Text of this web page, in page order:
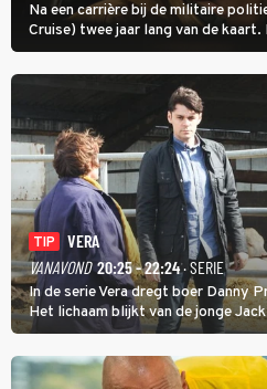
Na een carrière bij de militaire
Cruise) twee jaar lang van de kaart.
uithangt, totdat moordverdachte
TIP
VERA
VANAVOND 20:25 - 22:24· SERIE
In de serie Vera dregt boer Danny
Het lichaam blijkt van de jonge
homoseksuele
en verliet het kamp met slaande